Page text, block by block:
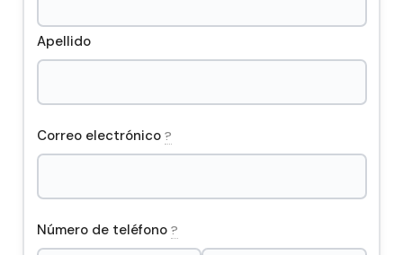
Estanbul
Antalya
Blog
Contacto
Apellido
Correo electrónico ?
Número de teléfono ?